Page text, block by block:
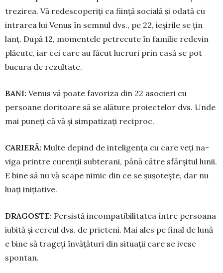
trezirea. Vă re­des­co­periți ca ființă socială și odată cu
intrarea lui Venus în semnul dvs., pe 22, ieșirile se țin
lanț. După 12, mo­mentele pe­­trecute în familie re­de­vin
plăcute, iar cei ca­re au făcut lucruri prin casă se pot
bucura de rezultate.
BANI: Venus vă poate favo­ri­za din 22 asocieri cu
persoane do­ritoare să se alăture proiectelor dvs. Unde
mai puneți că vă și simpatizați reciproc.
CARIERĂ: Multe depind de in­te­ligența cu care veți na­
viga printre curenții subterani, până către sfârșitul lunii.
E bine să nu vă scape nimic din ce se șu­șo­tește, dar nu
luați inițiative.
DRAGOSTE: Persistă incom­pa­ti­bilitatea între per­soa­na
iubită și cercul dvs. de pri­e­teni. Mai ales pe final de lună
e bine să trageți învățături din situații care se ivesc
spontan.